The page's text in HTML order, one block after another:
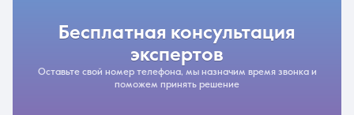
бесплатная консультация
экспертов
Оставьте свой номер телефона, мы назначим время звонка и
поможем принять решение